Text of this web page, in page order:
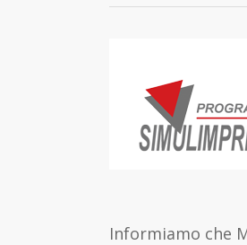
Informiamo che